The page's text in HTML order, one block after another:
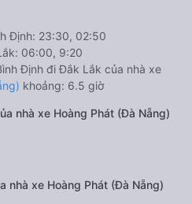
Định: 23:30, 02:50
06:00, 9:20
Định đi Đắk Lắk của nhà xe
khoảng: 6.5 giờ
nhà xe Hoàng Phát (Đà Nẵng)
nhà xe Hoàng Phát (Đà Nẵng)